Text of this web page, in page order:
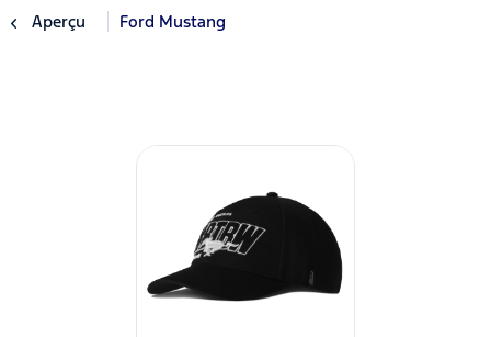
Aperçu Ford Mustang